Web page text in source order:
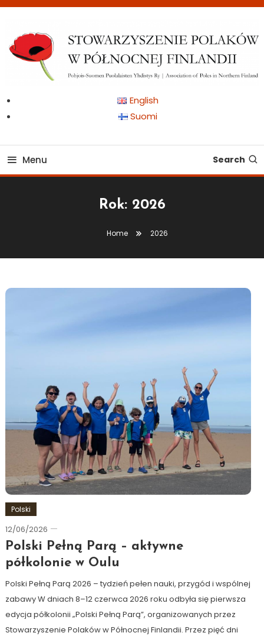
Skip
Content
Stowarzyszenie Polaków
Northern Finland
English
Suomi
Menu Search
Rok: 2026
Home 2026
Polski
12/06/2026
Ewa
Hildén
Polski Pełną Parą – aktywne
półkolonie w Oulu
Polski Pełną Parą 2026 – tydzień pełen nauki, przygód i wspólnej
zabawy W dniach 8–12 czerwca 2026 roku odbyła się pierwsza
edycja półkolonii „Polski Pełną Parą”, organizowanych przez
Stowarzyszenie Polaków w Północnej Finlandii. Przez pięć dni